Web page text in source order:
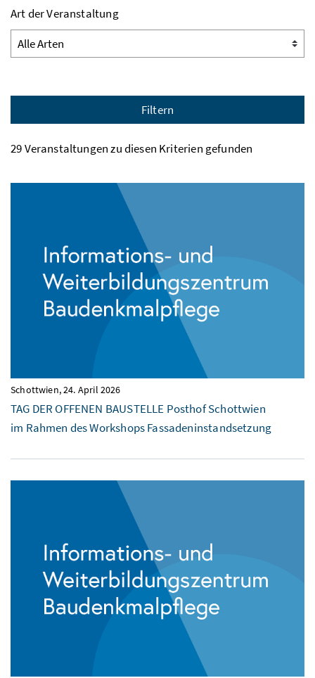
Art der Veranstaltung
Filtern
29 Veranstaltungen zu diesen Kriterien gefunden
Schottwien,24. April 2026
TAG DER OFFENEN BAUSTELLE Posthof Schottwien
im Rahmen des Workshops Fassadeninstandsetzung